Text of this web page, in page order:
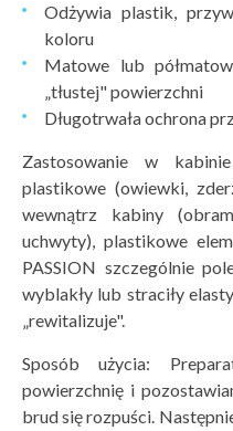
Odżywia plastik,
koloru
Matowe lub
„tłustej" powierzchni
Długotrwała ochrona
Zastosowanie w
plastikowe (owiewki,
wewnątrz kabiny
uchwyty), plastikowe
PASSION szczególnie
wyblakły lub straciły
„rewitalizuje".
Sposób użycia:
powierzchnię i
brud się rozpuści.